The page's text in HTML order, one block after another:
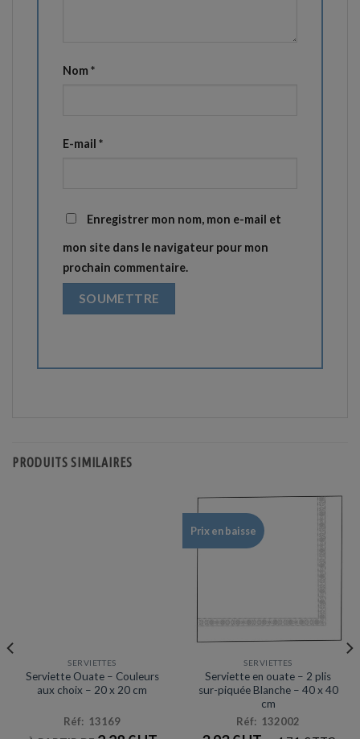
Nom *
E-mail *
Enregistrer mon nom, mon e-mail et
mon site dans le navigateur pour mon
prochain commentaire.
PRODUITS SIMILAIRES
SERVIETTES
Serviette Ouate – Couleurs
aux choix – 20 x 20 cm
Réf: 13169
Prix en baisse
SERVIETTES
Serviette en ouate – 2 plis
sur-piquée Blanche – 40 x 40
cm
Réf: 132002